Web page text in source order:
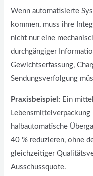
Wenn automatisierte
kommen, muss ihre
nicht nur eine
durchgängiger
Gewichtserfassung,
Sendungsverfolgung
Praxisbeispiel: Ein
halbautomatische
40 % reduzieren, ohne
gleichzeitiger
Ausschussquote.